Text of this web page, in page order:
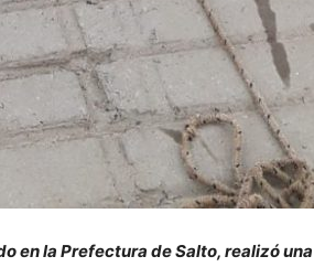
en la Prefectura de Salto, realizó una